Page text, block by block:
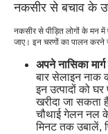
नकसीर से बचाव के
नकसीर से पीड़ित लोगों के मन
जाए। इन चरणों का पालन
अपने नासिका
बार सेलाइन नाक
इन उत्पादों को
खरीदा जा सकता
चौथाई गेलन नल
मिनट तक उबालें,